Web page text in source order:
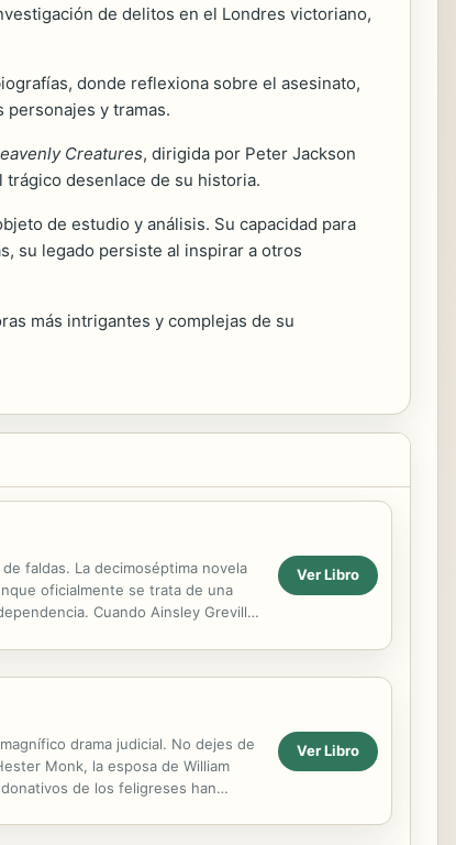
de delitos en el Londres victoriano,
donde reflexiona sobre el asesinato,
y tramas.
Creatures, dirigida por Peter Jackson
desenlace de su historia.
de estudio y análisis. Su capacidad para
su legado persiste al inspirar a otros
más intrigantes y complejas de su
faldas. La decimoséptima novela
oficialmente se trata de una
Cuando Ainsley Greville,
Ver Libro
drama judicial. No dejes de
Monk, la esposa de William
de los feligreses han
Ver Libro